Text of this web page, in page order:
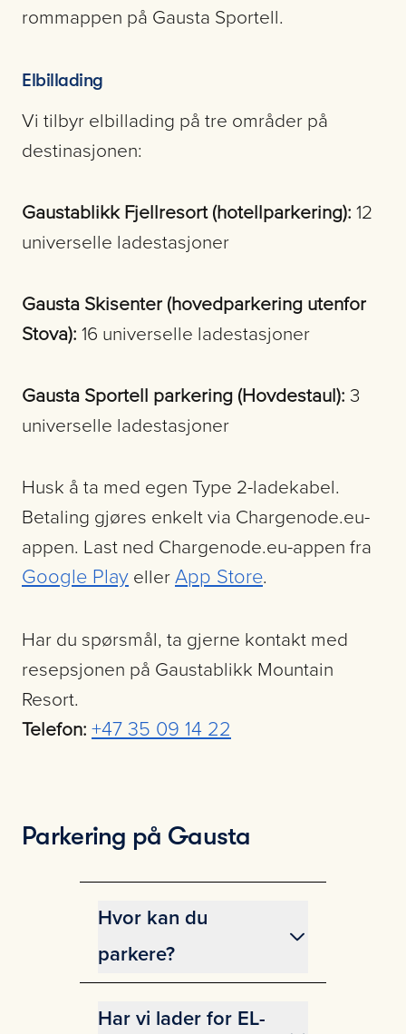
rommappen på Gausta Sportell.
Elbillading
Vi tilbyr elbillading på tre områder på
destinasjonen:
Gaustablikk Fjellresort (hotellparkering): 12
universelle ladestasjoner
Gausta Skisenter (hovedparkering utenfor
Stova): 16 universelle ladestasjoner
Gausta Sportell parkering (Hovdestaul): 3
universelle ladestasjoner
Husk å ta med egen Type 2-ladekabel.
Betaling gjøres enkelt via Chargenode.eu-
appen. Last ned Chargenode.eu-appen fra
Google Play eller App Store.
Har du spørsmål, ta gjerne kontakt med
resepsjonen på Gaustablikk Mountain
Resort.
Telefon: +47 35 09 14 22
Parkering på Gausta
Hvor kan du
parkere?
Gaustablikk Fjellresort:for
Gausta Skisenter (utenfor Stova,
Har vi lader for EL-